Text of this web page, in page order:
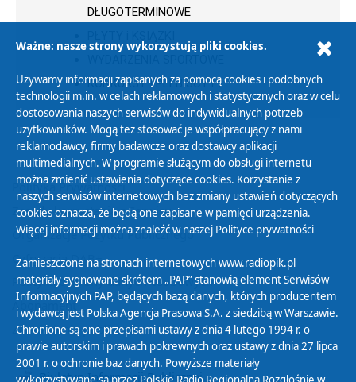
DŁUGOTERMINOWE
KONKURSY I PLEBISCYTY
Polityka Prywatności
Zasady korzystania z Serwisu
Organizacje Pożytku Publicznego
Cyfryzacja DAB+
Polityka ochrony danych osobowych
Abonament
Zamówienia publiczne
Biuletyn Informacji Publicznej
Ważne: nasze strony wykorzystują pliki cookies.
Używamy informacji zapisanych za pomocą cookies i podobnych
technologii m.in. w celach reklamowych i statystycznych oraz w celu
dostosowania naszych serwisów do indywidualnych potrzeb
użytkowników. Mogą też stosować je współpracujący z nami
reklamodawcy, firmy badawcze oraz dostawcy aplikacji
multimedialnych. W programie służącym do obsługi internetu
można zmienić ustawienia dotyczące cookies. Korzystanie z
naszych serwisów internetowych bez zmiany ustawień dotyczących
cookies oznacza, że będą one zapisane w pamięci urządzenia.
Więcej informacji można znaleźć w naszej Polityce prywatności
Zamieszczone na stronach internetowych www.radiopik.pl
materiały sygnowane skrótem „PAP” stanowią element Serwisów
Informacyjnych PAP, będących bazą danych, których producentem
i wydawcą jest Polska Agencja Prasowa S.A. z siedzibą w Warszawie.
Chronione są one przepisami ustawy z dnia 4 lutego 1994 r. o
prawie autorskim i prawach pokrewnych oraz ustawy z dnia 27 lipca
2001 r. o ochronie baz danych. Powyższe materiały